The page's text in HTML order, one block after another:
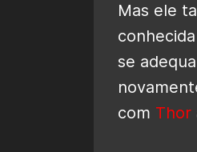
Mas ele
se
com Thor